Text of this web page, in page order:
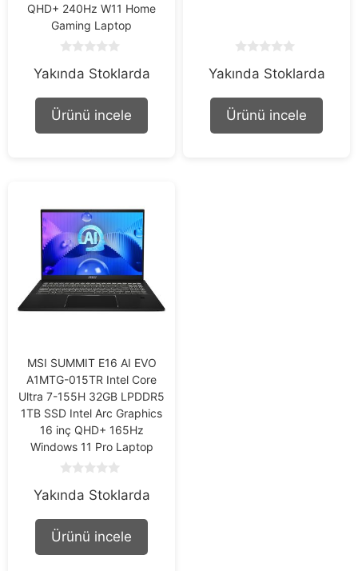
QHD+ 240Hz W11 Home
Gaming Laptop
o
t
f
Yakında Stoklarda
Ürünü incele
o
t
f
Yakında Stoklarda
Ürünü incele
MSI SUMMIT E16 AI EVO
A1MTG-015TR Intel Core
Ultra 7-155H 32GB LPDDR5
1TB SSD Intel Arc Graphics
16 inç QHD+ 165Hz
Windows 11 Pro Laptop
o
t
f
Yakında Stoklarda
Ürünü incele